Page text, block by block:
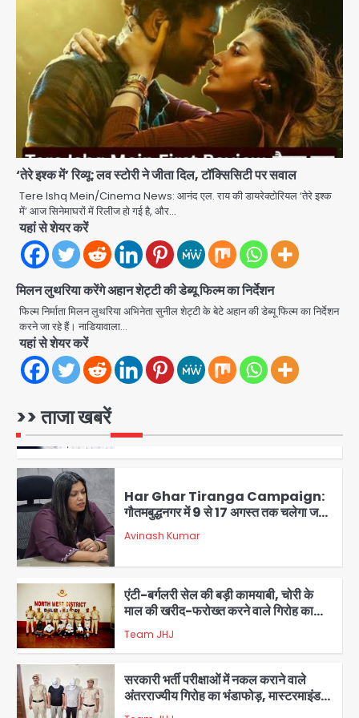
‘तेरे इश्क में’ रिव्यू: लव स्टोरी ने जीता दिल, टॉक्सिसिटी पर सवाल
Tere Ishq Mein/Cinema News: आनंद एल. राय की डायरेक्टोरियल ‘तेरे इश्क
में’ आज सिनेमाघरों में रिलीज हो गई है, और…
यहां से शेयर करें
मिलन लुथरिया करेंगे अहान शेट्टी की डेब्यू फिल्म का निर्देशन
फिल्म निर्माता मिलन लुथरिया अभिनेता सुनील शेट्टी के बेटे अहान की डेब्यू फिल्म का निर्देशन
करने जा रहे हैं। नाडियावाला…
यहां से शेयर करें
>> ताजा खबरें
Har Ghar Tiranga Campaign:
गौतमबुद्धनगर में 9 से 17 अगस्त तक चलेगा जन-
जागरूकता महाअभियान, डीएम ने की समीक्षा
बैठक
Avinash Kumar
2
एंटी-बर्गलरी सेल की बड़ी कामयाबी, चोरी के
माल की खरीद-फरोख्त करने वाले गिरोह का
भंडाफोड़
Team JHJ
3
अंतरराज्यीय गिरोह का भंडाफोड़, मास्टरमाइंड
समेत 7 गिरफ्तार
Team JHJ
4
आॅपरेशन ह्यप्रहारह्ण : 72 घंटे में उत्तर-पश्चिम
जिला पुलिस का बड़ा एक्शन
Team JHJ
5
कांवड़ियों पर विवादित बयान, BJP विधायक ने
Avinash Kumar
1
Har Ghar Tiranga Campaign:
गौतमबुद्धनगर में 9 से 17 अगस्त तक चलेगा जन-
जागरूकता महाअभियान, डीएम ने की समीक्षा
बैठक
Avinash Kumar
2
एंटी-बर्गलरी सेल की बड़ी कामयाबी, चोरी के
माल की खरीद-फरोख्त करने वाले गिरोह का
भंडाफोड़
Team JHJ
सरकारी भर्ती परीक्षाओं में नकल कराने वाले
अंतरराज्यीय गिरोह का भंडाफोड़, मास्टरमाइंड
समेत 7 गिरफ्तार